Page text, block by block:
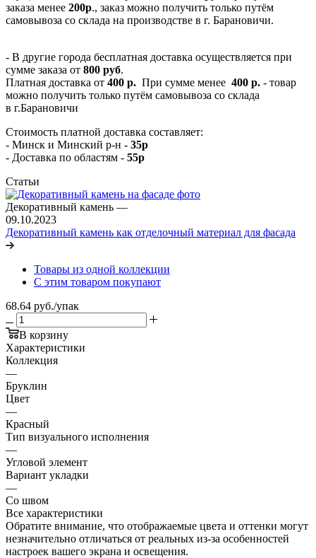
заказа менее 200р., заказ можно получить только путём
самовывоза со склада на производстве в г. Барановичи.
- В другие города бесплатная доставка осуществляется при
сумме заказа от 800 руб.
Платная доставка от 400 р. При сумме менее 400 р. - товар
можно получить только путём самовывоза со склада
в г.Барановичи
Стоимость платной доставка составляет:
- Минск и Минский р-н - 35р
- Доставка по областям - 55р
Статьи
Декоративный камень —
09.10.2023
Декоративный камень как отделочный материал для фасада
Товары из одной коллекции
С этим товаром покупают
68.64 руб./упак
В корзину
Характеристики
Коллекция
—
Бруклин
Цвет
—
Красный
Тип визуального исполнения
—
Угловой элемент
Вариант укладки
—
Со швом
Все характеристики
Обратите внимание, что отображаемые цвета и оттенки могут
незначительно отличаться от реальных из-за особенностей
настроек вашего экрана и освещения.